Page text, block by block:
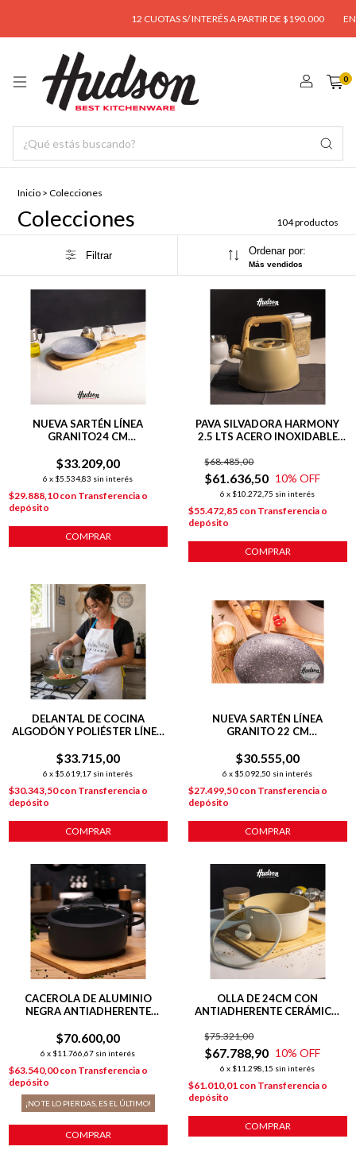
12 CUOTAS S/ INTERÉS A PARTIR DE $190.000 ENVÍO
0
Inicio > Colecciones
Colecciones 104 productos
Filtrar Ordenar por:
Más vendidos
NUEVA SARTÉN LÍNEA
GRANITO24 CM
$33.209,00
6 x $5.534,83 sin interés
$29.888,10con Transferencia o
depósito
COMPRAR
PAVA SILVADORA HARMONY
2.5 LTS ACERO INOXIDABLE
$61.636,50
$68.485,00
10% OFF
6 x $10.272,75 sin interés
$55.472,85 con Transferencia o
depósito
COMPRAR
DELANTAL DE COCINA
ALGODÓN Y POLIÉSTER LÍNEA
$33.715,00
6 x $5.619,17 sin interés
$30.343,50con Transferencia o
depósito
NUEVA SARTÉN LÍNEA
GRANITO 22 CM
$30.555,00
6 x $5.092,50 sin interés
$27.499,50con Transferencia o
depósito
COMPRAR
CACEROLA DE ALUMINIO
NEGRA ANTIADHERENTE
NEGRO
$70.600,00
6 x $11.766,67 sin interés
$63.540,00con Transferencia o
depósito
¡NO TE LO PIERDAS, ES EL ÚLTIMO!
COMPRAR
OLLA DE 24CM CON
ANTIADHERENTE CERÁMICO
INDUCCIÓN
$67.788,90
$75.321,00
10% OFF
6 x $11.298,15 sin interés
$61.010,01 con Transferencia o
depósito
COMPRAR